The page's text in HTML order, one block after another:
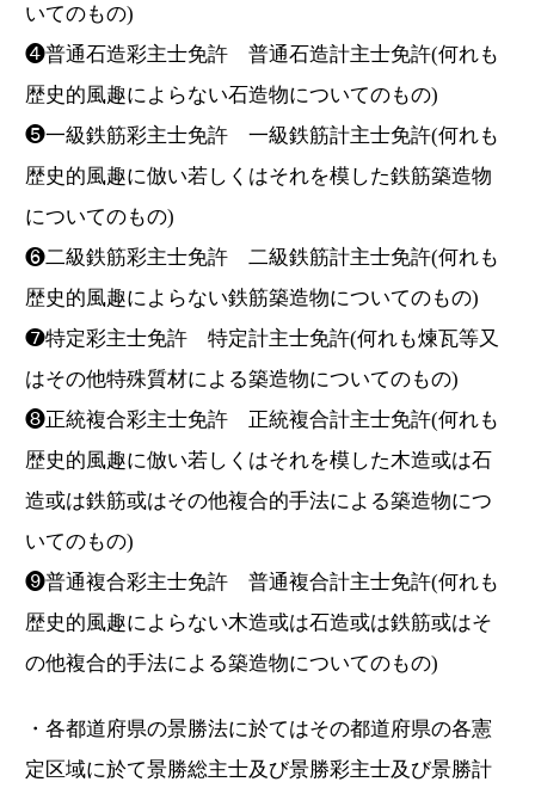
いてのもの)
❹普通石造彩主士免許 普通石造計主士免許(何れも
歴史的風趣によらない石造物についてのもの)
❺一級鉄筋彩主士免許 一級鉄筋計主士免許(何れも
歴史的風趣に倣い若しくはそれを模した鉄筋築造物
についてのもの)
❻二級鉄筋彩主士免許 二級鉄筋計主士免許(何れも
歴史的風趣によらない鉄筋築造物についてのもの)
❼特定彩主士免許 特定計主士免許(何れも煉瓦等又
はその他特殊質材による築造物についてのもの)
❽正統複合彩主士免許 正統複合計主士免許(何れも
歴史的風趣に倣い若しくはそれを模した木造或は石
造或は鉄筋或はその他複合的手法による築造物につ
いてのもの)
❾普通複合彩主士免許 普通複合計主士免許(何れも
歴史的風趣によらない木造或は石造或は鉄筋或はそ
の他複合的手法による築造物についてのもの)
・各都道府県の景勝法に於てはその都道府県の各憲
定区域に於て景勝総主士及び景勝彩主士及び景勝計